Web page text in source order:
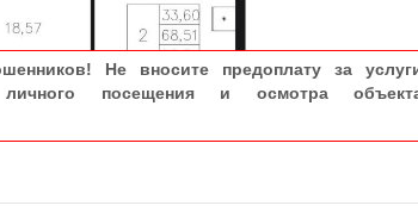
Не вносите предоплату за
посещения и осмотра